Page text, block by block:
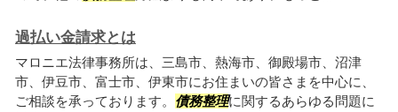
過払い金請求とは
マロニエ法律事務所は、三島市、熱海市、御殿場市、沼津
市、伊豆市、富士市、伊東市にお住まいの皆さまを中心に、
ご相談を承っております。 債務整理に関するあらゆる問題に